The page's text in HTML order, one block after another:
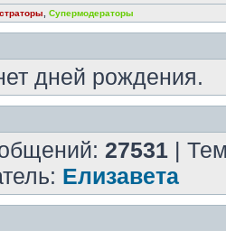
Супермодераторы
дней рождения.
27531 |
Елизавета